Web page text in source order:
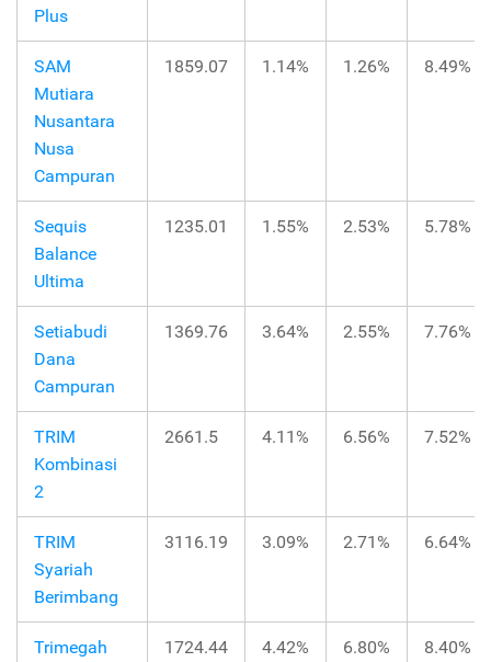
Plus
SAM
Mutiara
Nusantara
Nusa
Campuran
1859.07 1.14% 1.26% 8.49%
Sequis
Balance
Ultima
1235.01 1.55% 2.53% 5.78%
Setiabudi
Dana
Campuran
1369.76 3.64% 2.55% 7.76%
TRIM
Kombinasi
2
2661.5 4.11% 6.56% 7.52%
TRIM
Syariah
Berimbang
3116.19 3.09% 2.71% 6.64%
Trimegah
1724.44 4.42% 6.80% 8.40%